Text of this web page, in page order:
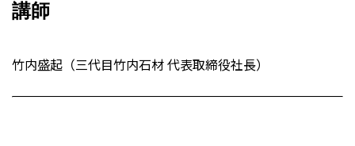
講師
竹内盛起（三代目竹内石材 代表取締役社長）